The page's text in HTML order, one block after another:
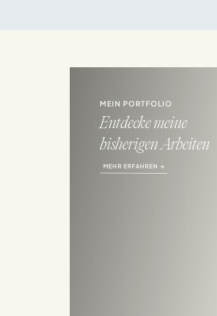
MEHR ERFAHREN →
Entdecke meine
bisherigen Arbeiten
MEIN PORTFOLIO